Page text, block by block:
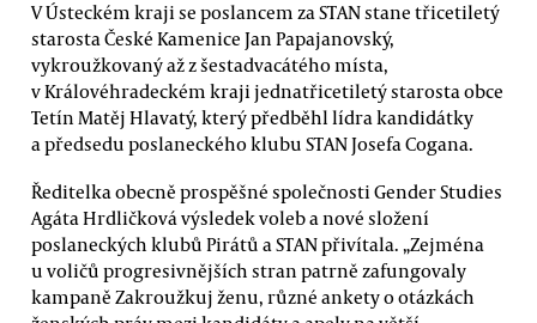
V Ústeckém kraji se poslancem za STAN stane třicetiletý
starosta České Kamenice Jan Papajanovský,
vykroužkovaný až z šestadvacátého místa,
v Královéhradeckém kraji jednatřicetiletý starosta obce
Tetín Matěj Hlavatý, který předběhl lídra kandidátky
a předsedu poslaneckého klubu STAN Josefa Cogana.
Ředitelka obecně prospěšné společnosti Gender Studies
Agáta Hrdličková výsledek voleb a nové složení
poslaneckých klubů Pirátů a STAN přivítala. „Zejména
u voličů progresivnějších stran patrně zafungovaly
kampaně Zakroužkuj ženu, různé ankety o otázkách